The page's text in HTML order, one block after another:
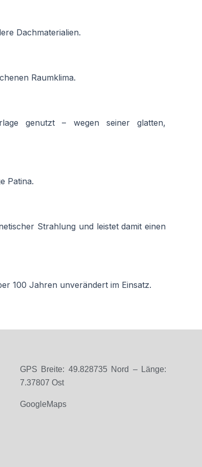
Dachmaterialien.
Raumklima.
genutzt – wegen seiner glatten,
Patina.
Strahlung und leistet damit einen
100 Jahren unverändert im Einsatz.
GPS Breite: 49.828735 Nord – Länge:
7.37807 Ost
GoogleMaps